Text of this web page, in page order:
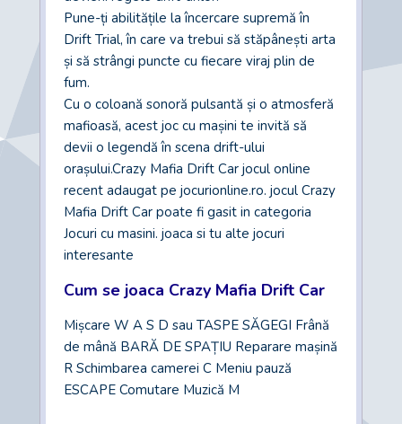
Pune-ți abilitățile la încercare supremă în
Drift Trial, în care va trebui să stăpânești arta
și să strângi puncte cu fiecare viraj plin de
fum.
Cu o coloană sonoră pulsantă și o atmosferă
mafioasă, acest joc cu mașini te invită să
devii o legendă în scena drift-ului
orașului.Crazy Mafia Drift Car jocul online
recent adaugat pe jocurionline.ro. jocul Crazy
Mafia Drift Car poate fi gasit in categoria
Jocuri cu masini. joaca si tu alte jocuri
interesante
Cum se joaca Crazy Mafia Drift Car
Mișcare W A S D sau TASPE SĂGEGI Frână
de mână BARĂ DE SPAȚIU Reparare mașină
R Schimbarea camerei C Meniu pauză
ESCAPE Comutare Muzică M